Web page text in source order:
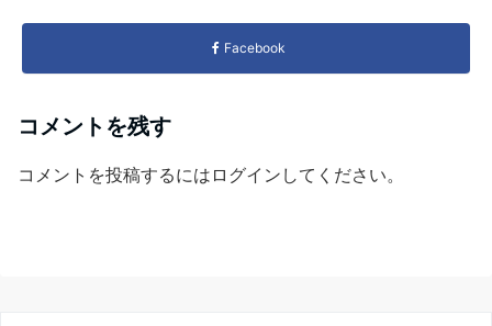
Facebook
コメントを残す
コメントを投稿するには ログイン してください。